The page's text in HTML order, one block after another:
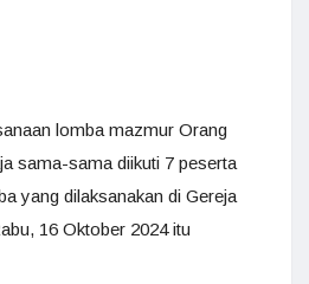
lomba mazmur Orang
sama-sama diikuti 7 peserta
yang dilaksanakan di Gereja
16 Oktober 2024 itu